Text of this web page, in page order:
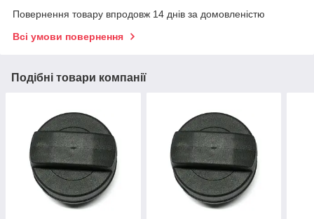
Повернення товару впродовж 14 днів за домовленістю
Всі умови повернення
Подібні товари компанії